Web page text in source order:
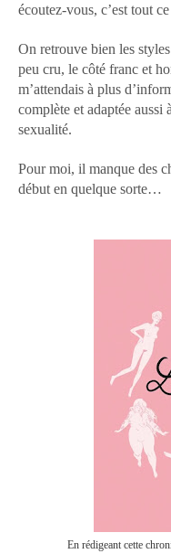
écoutez-vous, c’est tout
On retrouve bien les
peu cru, le côté franc et
m’attendais à plus
complète et adaptée aussi
sexualité.
Pour moi, il manque des
début en quelque sorte…
En rédigeant cette